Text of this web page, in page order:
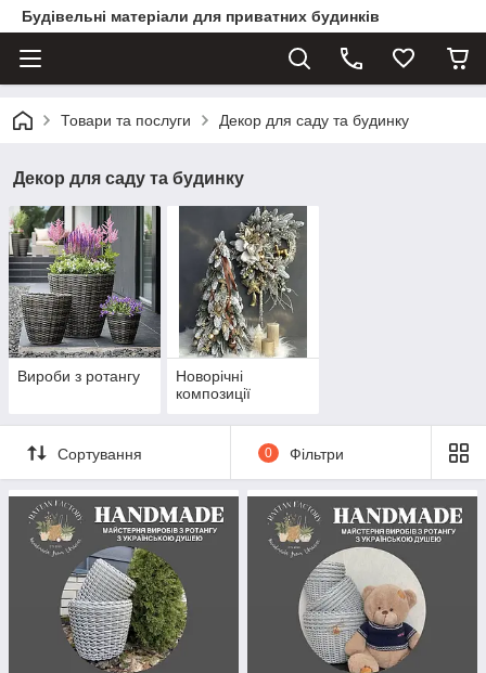
Будівельні матеріали для приватних будинків
Товари та послуги Декор для саду та будинку
Декор для саду та будинку
Вироби з ротангу
Новорічні
композиції
Сортування 0 Фільтри